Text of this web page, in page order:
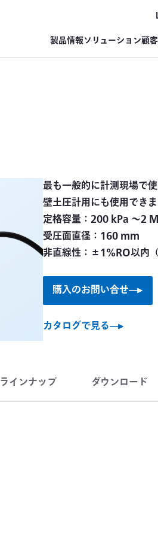
製品情報ソリューション顧
最も一般的に計測現場で
壁土圧計用にも使用できま
定格容量：200 kPa 〜2
受圧面直径：160 mm
非直線性：±1%RO以内
購入のお問い合せ
カタログで見る
ラインナップ ダウンロード